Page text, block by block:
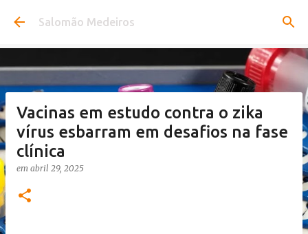
Pular para o conteúdo principal
Salomão Medeiros
Vacinas em estudo contra o zika
vírus esbarram em desafios na fase
clínica
em abril 29, 2025